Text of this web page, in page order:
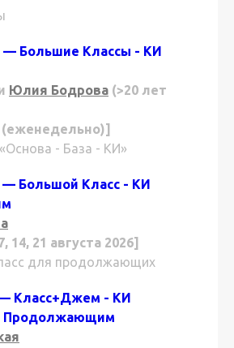
Большие Классы - КИ
Юлия Бодрова (>20 лет
(еженедельно)]
- База - КИ»
Большой Класс - КИ
14, 21 августа 2026]
для продолжающих
Класс+Джем - КИ
Продолжающим